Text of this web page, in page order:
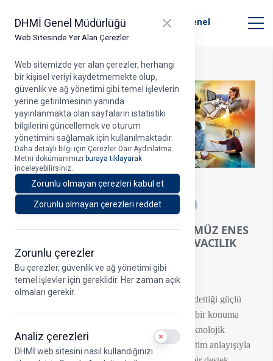
DHMİ Genel Müdürlüğü
Web Sitesinde Yer Alan Çerezler
Close panel
Web sitemizde yer alan çerezler, herhangi
bir kişisel veriyi kaydetmemekte olup,
güvenlik ve ağ yönetimi gibi temel işlevlerin
yerine getirilmesinin yanında
yayınlanmakta olan sayfaların istatistiki
bilgilerini güncellemek ve oturum
yönetimini sağlamak için kullanılmaktadır.
Daha detaylı bilgi için Çerezler Dair Aydınlatma
Metni dokümanımızı buraya tıklayarak
inceleyebilirsiniz.
Zorunlu olmayan çerezleri kabul et
Zorunlu olmayan çerezleri reddet
Zorunlu çerezler
Bu çerezler, güvenlik ve ağ yönetimi gibi
temel işlevler için gereklidir. Her zaman açık
olmaları gerekir.
Analiz çerezleri Use setting
DHMİ web sitesini nasıl kullandığınızı
Devlet Hava Meydanları İşletmesi Genel
Müdürlüğü
15.05.2026
A
YK BAŞKANI VE GENEL MÜDÜRÜMÜZ ENES
ÇAKMAK'IN 15 MAYIS DÜNYA HAVACILIK
BİLGİ YÖNETİMİ GÜNÜ MESAJI
Havacılık sektörü, ülkemizde son yıllarda kaydettiği güçlü
gelişimle birlikte küresel ölçekte dikkat çeken bir konuma
ulaşmıştır. Bu gelişim süreci; hızla ilerleyen teknolojik
dönüşüm, artan rekabet ve bilgiye dayalı yönetim anlayışıyla